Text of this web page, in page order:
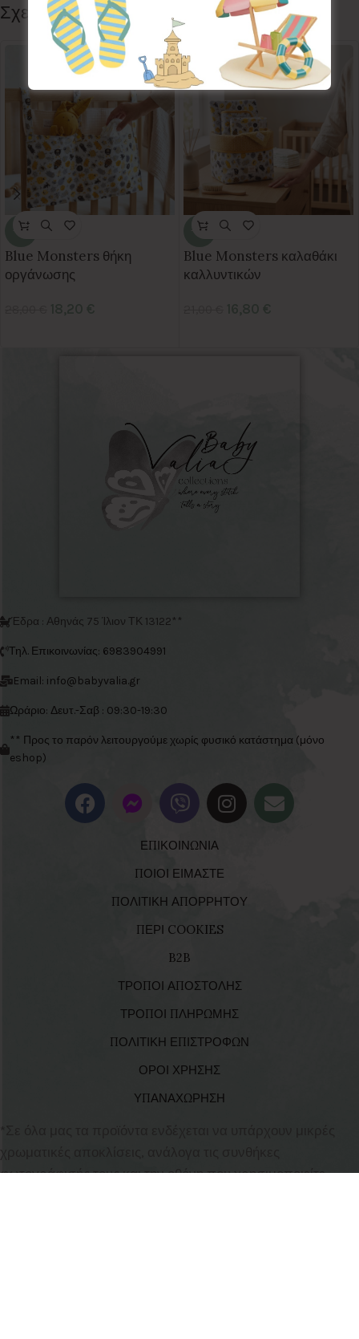
Σχετικά προϊόντα
-35%
Blue Monsters θήκη
οργάνωσης
-20%
Blue Monsters καλαθάκι
καλλυντικών
Έδρα : Αθηνάς 75 Ίλιον ΤΚ 13122**
Τηλ. Επικοινωνίας: 6983904991
Email: info@babyvalia.gr
Ωράριο: Δευτ.-Σαβ : 09:30-19:30
** Προς το παρόν λειτουργούμε χωρίς φυσικό κατάστημα (μόνο
eshop)
ΕΠΙΚΟΙΝΩΝΙΑ
ΠΟΙΟΙ ΕΙΜΑΣΤΕ
ΠΟΛΙΤΙΚΗ ΑΠΟΡΡΗΤΟΥ
ΠΕΡΙ COOKIES
B2B
ΤΡΟΠΟΙ ΑΠΟΣΤΟΛΗΣ
ΤΡΟΠΟΙ ΠΛΗΡΩΜΗΣ
ΠΟΛΙΤΙΚΗ ΕΠΙΣΤΡΟΦΩΝ
ΟΡΟΙ ΧΡΗΣΗΣ
ΥΠΑΝΑΧΩΡΗΣΗ
χρωματικές αποκλίσεις, ανάλογα τις συνθήκες
φωτογράφισής τους και την οθόνη που χρησιμοποιείτε.